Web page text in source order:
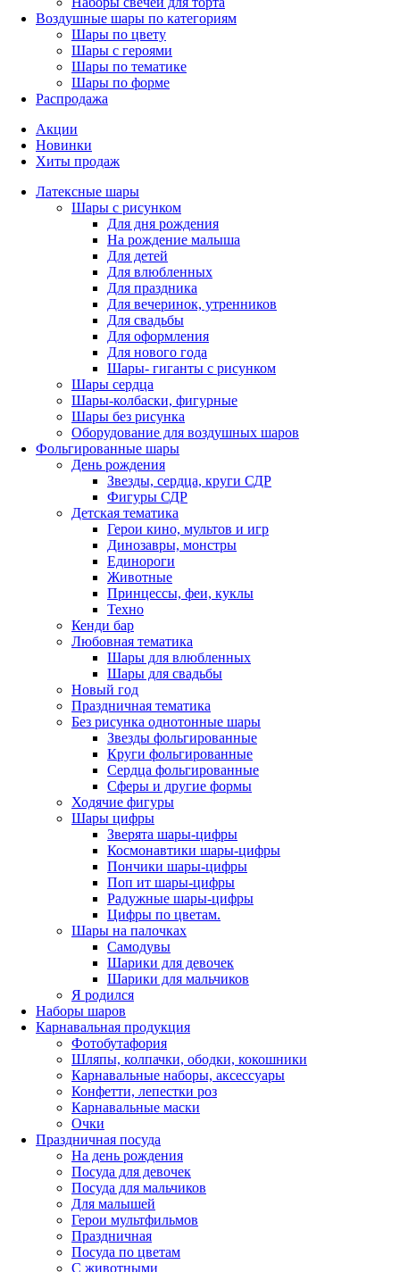
Воздушные шары по категориям
Шары по цвету
Шары с героями
Шары по тематике
Шары по форме
Распродажа
Акции
Новинки
Хиты продаж
Латексные шары
Шары с рисунком
Для дня рождения
На рождение малыша
Для детей
Для влюбленных
Для праздника
Для вечеринок, утренников
Для свадьбы
Для оформления
Для нового года
Шары- гиганты с рисунком
Шары сердца
Шары-колбаски, фигурные
Шары без рисунка
Оборудование для воздушных шаров
Фольгированные шары
День рождения
Звезды, сердца, круги СДР
Фигуры СДР
Детская тематика
Герои кино, мультов и игр
Динозавры, монстры
Единороги
Животные
Принцессы, феи, куклы
Техно
Кенди бар
Любовная тематика
Шары для влюбленных
Шары для свадьбы
Новый год
Праздничная тематика
Без рисунка однотонные шары
Звезды фольгированные
Круги фольгированные
Сердца фольгированные
Сферы и другие формы
Ходячие фигуры
Шары цифры
Зверята шары-цифры
Космонавтики шары-цифры
Пончики шары-цифры
Поп ит шары-цифры
Радужные шары-цифры
Цифры по цветам.
Шары на палочках
Самодувы
Шарики для девочек
Шарики для мальчиков
Я родился
Наборы шаров
Карнавальная продукция
Фотобутафория
Шляпы, колпачки, ободки, кокошники
Карнавальные наборы, аксессуары
Конфетти, лепестки роз
Карнавальные маски
Очки
Праздничная посуда
На день рождения
Посуда для девочек
Посуда для мальчиков
Для малышей
Герои мультфильмов
Праздничная
Посуда по цветам
С животными